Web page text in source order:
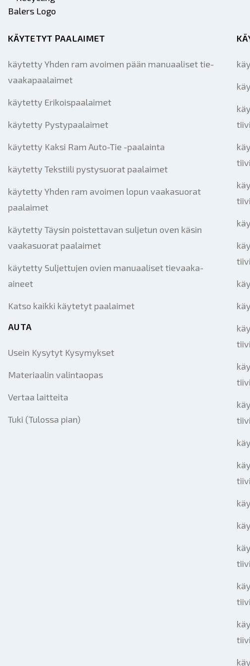
KÄYTETYT PAALAIMET
käytetty Yhden ram avoimen pään manuaaliset tie-
vaakapaalaimet
käytetty Erikoispaalaimet
käytetty Pystypaalaimet
käytetty Kaksi Ram Auto-Tie -paalainta
käytetty Tekstiili pystysuorat paalaimet
käytetty Yhden ram avoimen lopun vaakasuorat
paalaimet
käytetty Täysin poistettavan suljetun oven käsin
vaakasuorat paalaimet
käytetty Suljettujen ovien manuaaliset tievaaka-
aineet
Katso kaikki käytetyt paalaimet
AUTA
Usein Kysytyt Kysymykset
Materiaalin valintaopas
Vertaa laitteita
Tuki (Tulossa pian)